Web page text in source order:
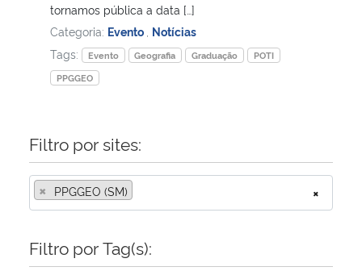
Secretaria de Governo
Gabinete de Segurança Institucional
Banco Central do Brasil
Planalto
tornamos pública a data […]
Categoria: Evento Notícias
Tags:
Evento Geografia Graduação
POTI
PPGGEO
Filtro por sites:
×
× PPGGEO (SM)
Filtro por Tag(s):